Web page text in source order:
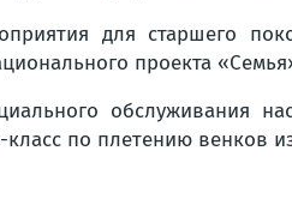
для старшего
проекта